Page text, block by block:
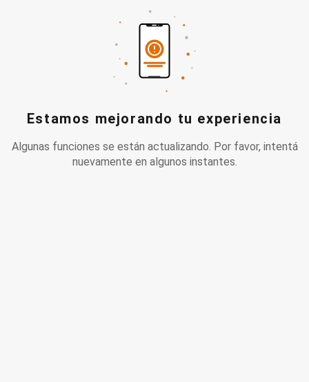
Estamos mejorando tu experiencia
Algunas funciones se están actualizando. Por favor, intentá
nuevamente en algunos instantes.